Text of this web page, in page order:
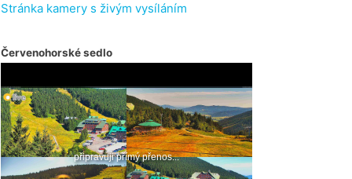
Stránka kamery s živým vysíláním
Červenohorské sedlo